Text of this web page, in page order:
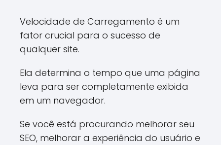
Velocidade de Carregamento é um
fator crucial para o sucesso de
qualquer site.
Ela determina o tempo que uma página
leva para ser completamente exibida
em um navegador.
Se você está procurando melhorar seu
SEO, melhorar a experiência do usuário e